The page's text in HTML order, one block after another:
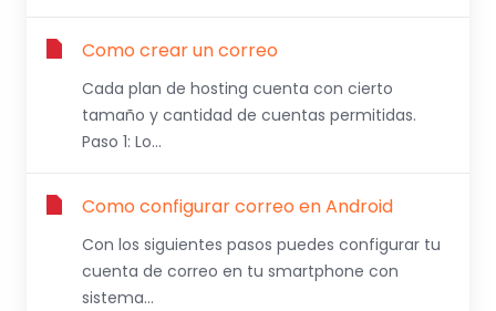
Como crear un correo
Cada plan de hosting cuenta con cierto
tamaño y cantidad de cuentas permitidas.
Paso 1: Lo...
Como configurar correo en Android
Con los siguientes pasos puedes configurar tu
cuenta de correo en tu smartphone con
sistema...